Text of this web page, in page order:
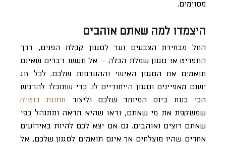
מסוימים.
היצמדו למה שאתם אוהבים
החל מבחירת הצבעים ועד לסגנון קבלת הפנים, דרך
התפריט או סגנון שמלת הכלה – אל תעשו דברים שאינם
תואמים את הסגנון האישי וההעדפות שלכם. לכל זוג
ישנם מאפיינים וסגנון הייחודיים לו. כדי שתוכלו להרגיש
הכי בנוח ביום המיוחד שלכם וליצור חתונת בוטיק
שמשקפת את מי שאתם, ודאו שהיא תראה ותתנהל כפי
שאתם רוצים ואוהבים. גם אם יצא לכם להיות באירועים
אחרים שהיו מוצלחים אך אינם תואמים לסגנון שלכם, אל